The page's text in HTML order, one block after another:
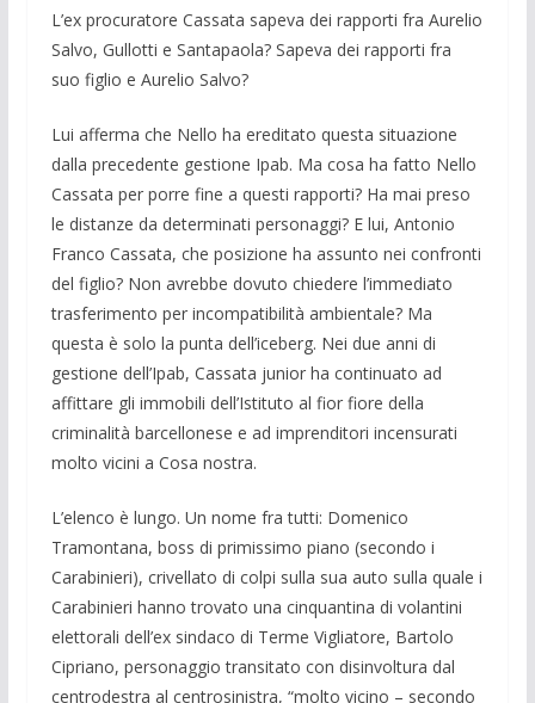
L’ex procuratore Cassata sapeva dei rap­porti fra Aurelio
Salvo, Gullotti e Santa­paola? Sapeva dei rapporti fra
suo figlio e Aurelio Salvo?
Lui afferma che Nello ha ereditato que­sta situazione
dalla preceden­te gestione Ipab. Ma cosa ha fatto Nello
Cassata per porre fine a questi rapporti? Ha mai preso
le distanze da determinati personaggi? E lui, Antonio
Franco Cassata, che posizio­ne ha assunto nei confronti
del figlio? Non avrebbe dovuto chiedere l’immediato
trasferimento per incompatibilità ambien­tale? Ma
questa è solo la punta dell’ice­berg. Nei due anni di
gestione dell’Ipab, Cassata junior ha continuato ad
affittare gli immobili dell’Istituto al fior fiore della
criminalità barcellonese e ad imprenditori incensurati
molto vicini a Cosa nostra.
L’elenco è lungo. Un nome fra tutti: Do­menico
Tramontana, boss di primissi­mo piano (secondo i
Carabinieri), crivel­lato di colpi sulla sua auto sulla quale i
Carabi­nieri hanno trovato una cinquantina di vo­lantini
elettorali dell’ex sindaco di Terme Vigliatore, Bartolo
Cipriano, per­sonaggio transitato con disinvoltura dal
centrode­stra al centrosinistra, “molto vici­no – se­condo